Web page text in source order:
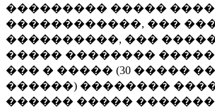
��������� ����� ����
������������, ���
����������, ���
����� ��������
��� � ����� (30 �����
������) ��������
������ �����